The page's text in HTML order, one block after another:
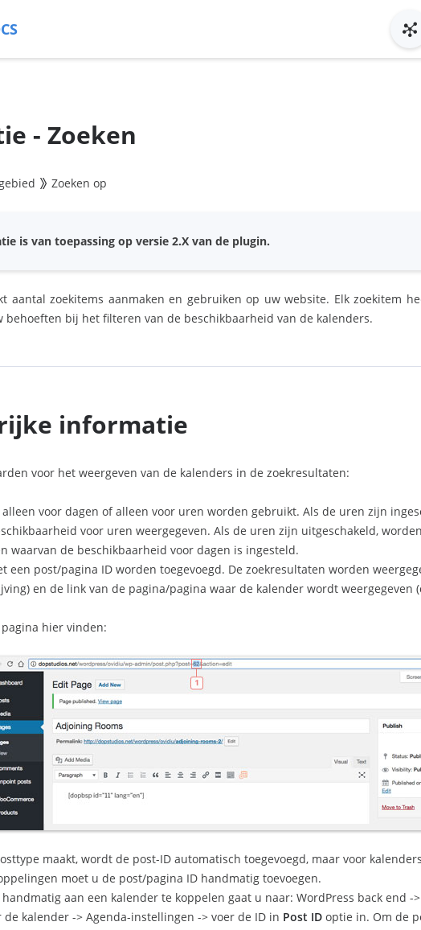
- Zoeken
Zoeken op
is van toepassing op versie 2.X van de plugin.
aantal zoekitems aanmaken en gebruiken op uw website. Elk zoekitem
behoeften bij het filteren van de beschikbaarheid van de kalenders.
informatie
voor het weergeven van de kalenders in de zoekresultaten:
alleen voor dagen of alleen voor uren worden gebruikt. Als de uren zijn
voor uren weergegeven. Als de uren zijn uitgeschakeld,
waarvan de beschikbaarheid voor dagen is ingesteld.
een post/pagina ID worden toegevoegd. De zoekresultaten worden
en de link van de pagina/pagina waar de kalender wordt weergegeven
hier vinden:
maakt, wordt de post-ID automatisch toegevoegd, maar voor
moet u de post/pagina ID handmatig toevoegen.
aan een kalender te koppelen gaat u naar: WordPress back end -
de kalender -> Agenda-instellingen -> voer de ID in Post ID optie in. Om de